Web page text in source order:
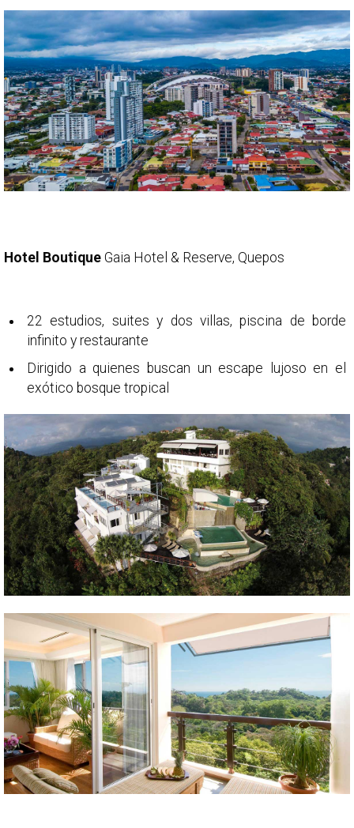
Hotel Boutique Gaia Hotel & Reserve, Quepos
22 estudios, suites y dos villas, piscina de borde
infinito y restaurante
Dirigido a quienes buscan un escape lujoso en el
exótico bosque tropical